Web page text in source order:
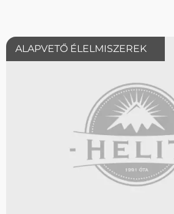
ALAPVETŐ ÉLELMISZEREK